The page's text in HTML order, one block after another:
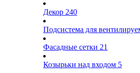
Декор 240
Подсистема для
Фасадные сетки 21
Козырьки над входом 5